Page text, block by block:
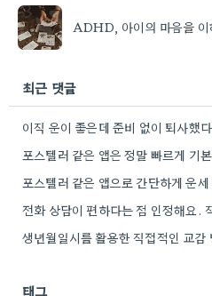
ADHD, 아이의 마음을 이
최근 댓글
태그